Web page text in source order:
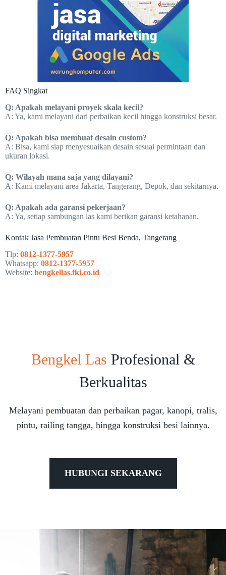
FAQ Singkat
Q: Apakah melayani proyek skala kecil?
A: Ya, kami melayani dari perbaikan kecil hingga konstruksi besar.
Q: Apakah bisa membuat desain custom?
A: Bisa, kami siap menyesuaikan desain sesuai permintaan dan
ukuran lokasi.
Q: Wilayah mana saja yang dilayani?
A: Kami melayani area Jakarta, Tangerang, Depok, dan sekitarnya.
Q: Apakah ada garansi pekerjaan?
A: Ya, setiap sambungan las kami berikan garansi ketahanan.
Kontak Jasa Pembuatan Pintu Besi Benda, Tangerang
Tlp: 0812-1377-5957
Whatsapp: 0812-1377-5957
Website: bengkellas.fki.co.id
Bengkel Las Profesional &
Berkualitas
Melayani pembuatan dan perbaikan pagar, kanopi, tralis,
pintu, railing tangga, hingga konstruksi besi lainnya.
HUBUNGI SEKARANG